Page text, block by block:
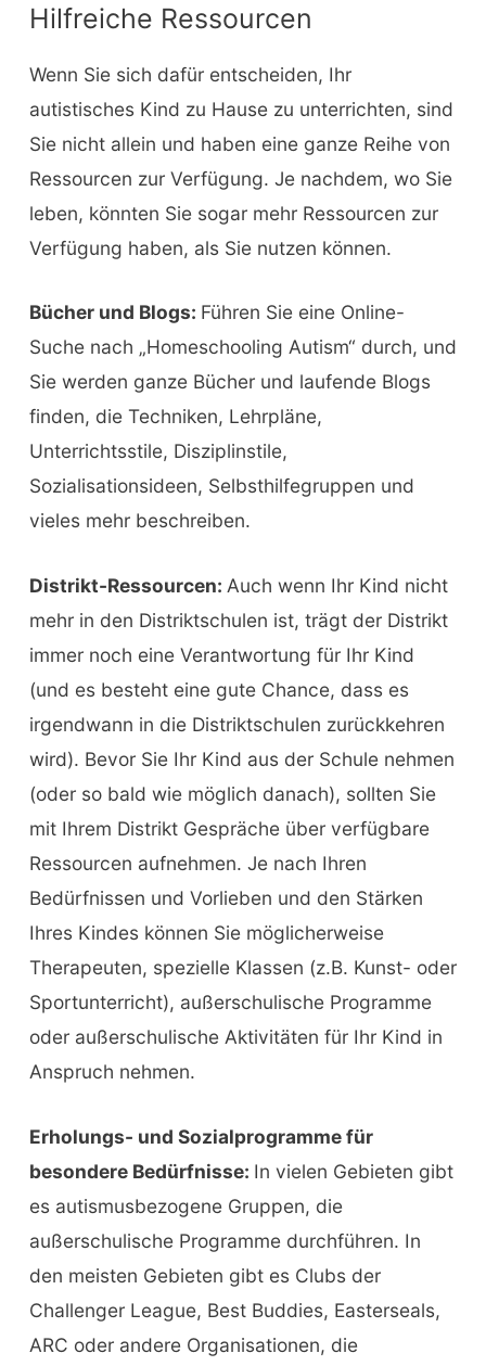
Hilfreiche Ressourcen
Wenn Sie sich dafür entscheiden, Ihr
autistisches Kind zu Hause zu unterrichten, sind
Sie nicht allein und haben eine ganze Reihe von
Ressourcen zur Verfügung. Je nachdem, wo Sie
leben, könnten Sie sogar mehr Ressourcen zur
Verfügung haben, als Sie nutzen können.
Bücher und Blogs: Führen Sie eine Online-
Suche nach „Homeschooling Autism“ durch, und
Sie werden ganze Bücher und laufende Blogs
finden, die Techniken, Lehrpläne,
Unterrichtsstile, Disziplinstile,
Sozialisationsideen, Selbsthilfegruppen und
vieles mehr beschreiben.
Distrikt-Ressourcen: Auch wenn Ihr Kind nicht
mehr in den Distriktschulen ist, trägt der Distrikt
immer noch eine Verantwortung für Ihr Kind
(und es besteht eine gute Chance, dass es
irgendwann in die Distriktschulen zurückkehren
wird). Bevor Sie Ihr Kind aus der Schule nehmen
(oder so bald wie möglich danach), sollten Sie
mit Ihrem Distrikt Gespräche über verfügbare
Ressourcen aufnehmen. Je nach Ihren
Bedürfnissen und Vorlieben und den Stärken
Ihres Kindes können Sie möglicherweise
Therapeuten, spezielle Klassen (z.B. Kunst- oder
Sportunterricht), außerschulische Programme
oder außerschulische Aktivitäten für Ihr Kind in
Anspruch nehmen.
Erholungs- und Sozialprogramme für
besondere Bedürfnisse: In vielen Gebieten gibt
es autismusbezogene Gruppen, die
außerschulische Programme durchführen. In
den meisten Gebieten gibt es Clubs der
Challenger League, Best Buddies, Easterseals,
ARC oder andere Organisationen, die